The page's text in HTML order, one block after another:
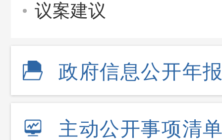
议案建议
政府信息公开年
主动公开事项清